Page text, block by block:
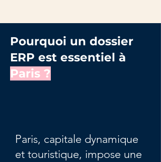
Pourquoi un dossier
ERP est essentiel à
Paris ?
Paris, capitale dynamique
et touristique, impose une